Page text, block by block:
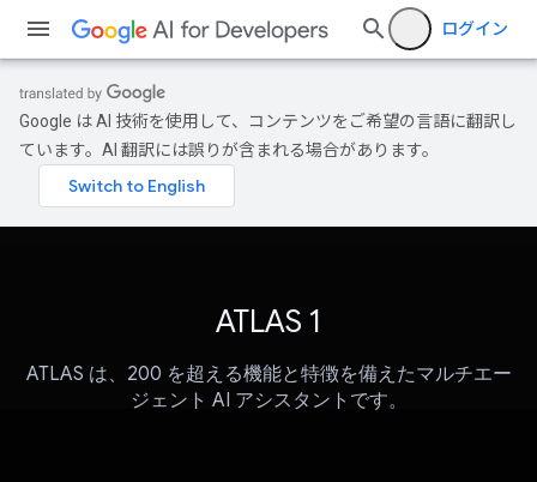
ログイン
Google は AI 技術を使用して、コンテンツをご希望の言語に翻訳し
ています。AI 翻訳には誤りが含まれる場合があります。
ATLAS 1
ATLAS は、200 を超える機能と特徴を備えたマルチエー
ジェント AI アシスタントです。